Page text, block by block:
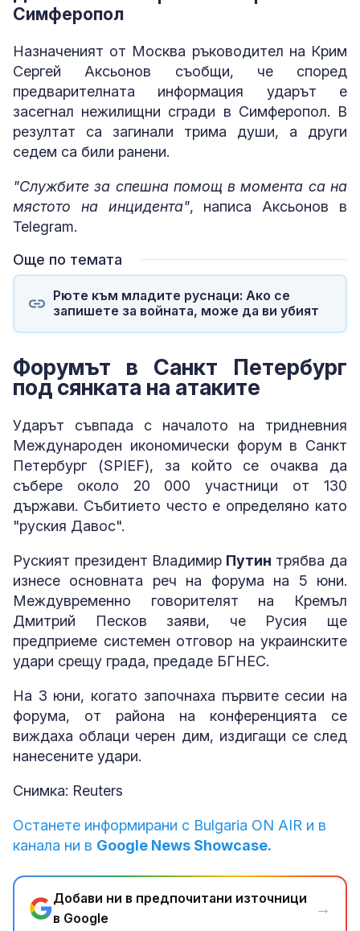
Симферопол
Назначеният от Москва ръководител на Крим
Сергей Аксьонов съобщи, че според
предварителната информация ударът е
засегнал нежилищни сгради в Симферопол. В
резултат са загинали трима души, а други
седем са били ранени.
"Службите за спешна помощ в момента са на
мястото на инцидента", написа Аксьонов в
Telegram.
Още по темата
Рюте към младите руснаци: Ако се
запишете за войната, може да ви убият
Форумът в Санкт Петербург
под сянката на атаките
Ударът съвпада с началото на тридневния
Международен икономически форум в Санкт
Петербург (SPIEF), за който се очаква да
събере около 20 000 участници от 130
държави. Събитието често е определяно като
"руския Давос".
Руският президент Владимир Путин трябва да
изнесе основната реч на форума на 5 юни.
Междувременно говорителят на Кремъл
Дмитрий Песков заяви, че Русия ще
предприеме системен отговор на украинските
удари срещу града, предаде БГНЕС.
На 3 юни, когато започнаха първите сесии на
форума, от района на конференцията се
виждаха облаци черен дим, издигащи се след
нанесените удари.
Снимка: Reuters
Останете информирани с Bulgaria ON AIR и в
канала ни в Google News Showcase.
Добави ни в предпочитани източници
в Google
→